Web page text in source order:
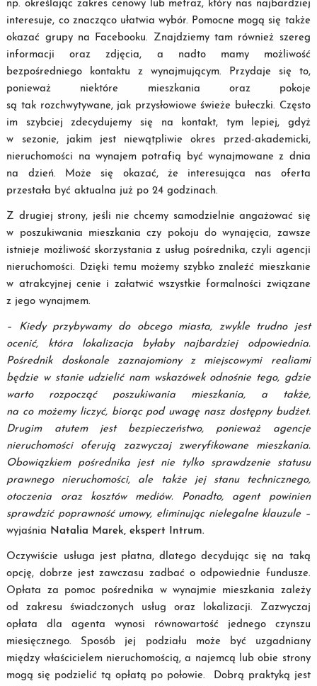
np. określając zakres cenowy lub metraż, który nas najbardziej
interesuje, co znacząco ułatwia wybór. Pomocne mogą się także
okazać grupy na Facebooku. Znajdziemy tam również szereg
informacji oraz zdjęcia, a nadto mamy możliwość
bezpośredniego kontaktu z wynajmującym. Przydaje się to,
ponieważ niektóre mieszkania oraz pokoje
są tak rozchwytywane, jak przysłowiowe świeże bułeczki. Często
im szybciej zdecydujemy się na kontakt, tym lepiej, gdyż
w sezonie, jakim jest niewątpliwie okres przed-akademicki,
nieruchomości na wynajem potrafią być wynajmowane z dnia
na dzień. Może się okazać, że interesująca nas oferta
przestała być aktualna już po 24 godzinach.
Z drugiej strony, jeśli nie chcemy samodzielnie angażować się
w poszukiwania mieszkania czy pokoju do wynajęcia, zawsze
istnieje możliwość skorzystania z usług pośrednika, czyli agencji
nieruchomości. Dzięki temu możemy szybko znaleźć mieszkanie
w atrakcyjnej cenie i załatwić wszystkie formalności związane
z jego wynajmem.
–
Kiedy przybywamy do obcego miasta, zwykle trudno jest
ocenić, która lokalizacja byłaby najbardziej odpowiednia.
Pośrednik doskonale zaznajomiony z miejscowymi realiami
będzie w stanie udzielić nam wskazówek odnośnie tego, gdzie
warto rozpocząć poszukiwania mieszkania, a także,
na co możemy liczyć, biorąc pod uwagę nasz dostępny budżet.
Drugim atutem jest bezpieczeństwo, ponieważ agencje
nieruchomości oferują zazwyczaj zweryfikowane mieszkania.
Obowiązkiem pośrednika jest nie tylko sprawdzenie statusu
prawnego nieruchomości, ale także jej stanu technicznego,
otoczenia oraz kosztów mediów. Ponadto, agent powinien
sprawdzić poprawność umowy, eliminując nielegalne klauzule –
wyjaśnia Natalia Marek, ekspert Intrum.
Oczywiście usługa jest płatna, dlatego decydując się na taką
opcję, dobrze jest zawczasu zadbać o odpowiednie fundusze.
Opłata za pomoc pośrednika w wynajmie mieszkania zależy
od zakresu świadczonych usług oraz lokalizacji. Zazwyczaj
opłata dla agenta wynosi równowartość jednego czynszu
miesięcznego. Sposób jej podziału może być uzgadniany
między właścicielem nieruchomością, a najemcą lub obie strony
mogą się podzielić tą opłatą po połowie. Dobrą praktyką jest